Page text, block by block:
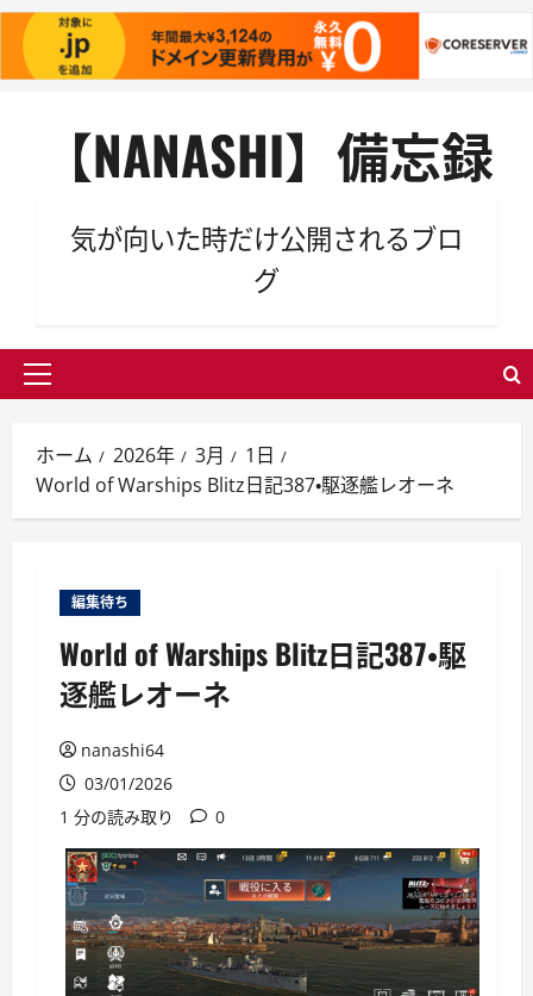
【NANASHI】備忘録
気が向いた時だけ公開されるブロ
グ
メ
ン
メ
ホーム 2026年 3月
1日
World of Warships Blitz日記387・駆逐艦レオーネ
編集待ち
World of Warships Blitz日記387・駆
逐艦レオーネ
nanashi64
03/01/2026
1 分の読み取り
0